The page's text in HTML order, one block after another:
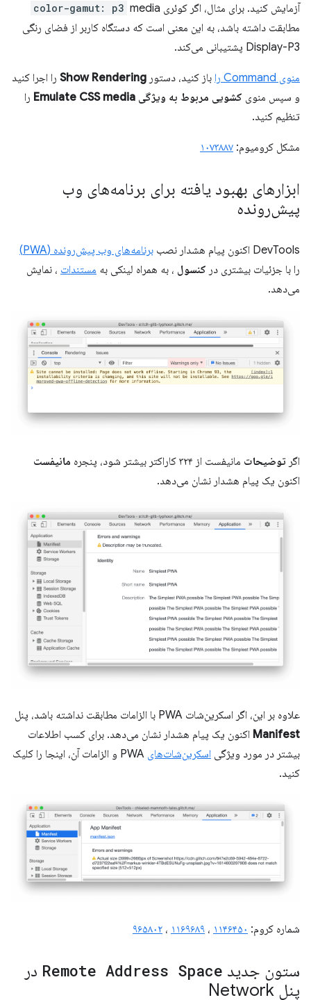
آزمایش کنید. برای مثال، اگر کوئری
color-gamut: p3 media
مطابقت داشته باشد، به این معنی است که دستگاه کاربر از فضای رنگی
Display-P3 پشتیبانی می‌کند.
منوی Command را باز کنید، دستور Show Rendering را اجرا کنید
و سپس منوی کشویی مربوط به ویژگی Emulate CSS media
را
تنظیم کنید.
مشکل کرومیوم: ۱۰۷۳۸۸۷
ابزارهای بهبود یافته برای برنامه‌های وب
پیش‌رونده
DevTools اکنون پیام هشدار نصب
برنامه‌های وب پیش‌رونده (PWA)
را با جزئیات بیشتری در کنسول ، به همراه لینکی به مستندات ، نمایش
می‌دهد.
اگر توضیحات مانیفست از ۳۲۴ کاراکتر بیشتر شود، پنجره
مانیفست
اکنون یک پیام هشدار نشان می‌دهد.
علاوه بر این، اگر اسکرین‌شات PWA با الزامات مطابقت نداشته باشد، پنل
Manifest اکنون یک پیام هشدار نشان می‌دهد. برای کسب اطلاعات
بیشتر در مورد ویژگی اسکرین‌شات‌های
PWA و الزامات آن، اینجا را کلیک
کنید.
شماره کروم: ۱۱۴۶۴۵۰ ، ۱۱۶۹۶۸۹ ، ۹۶۵۸۰۲
ستون جدید Remote Address Space در
پنل Network